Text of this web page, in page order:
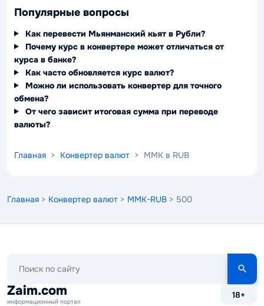
Популярные вопросы
Как перевести Мьянманский кьят в Рубли?
Почему курс в конвертере может отличаться от
курса в банке?
Как часто обновляется курс валют?
Можно ли использовать конвертер для точного
обмена?
От чего зависит итоговая сумма при переводе
валюты?
Главная > Конвертер валют > MMK в RUB
Главная > Конвертер валют > MMK-RUB > 500
сайту
Zaim.com
информационный портал
18+